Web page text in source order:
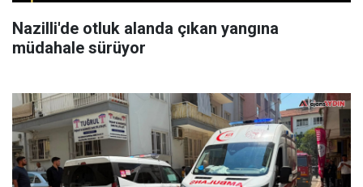
Nazilli'de otluk alanda çıkan yangına
müdahale sürüyor